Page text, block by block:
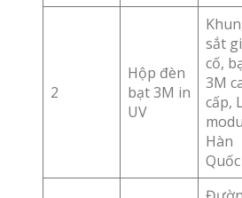
2
Hộp đèn
bạt 3M in
UV
sắt
cố,
3M
cấp,
Hàn
Quốc